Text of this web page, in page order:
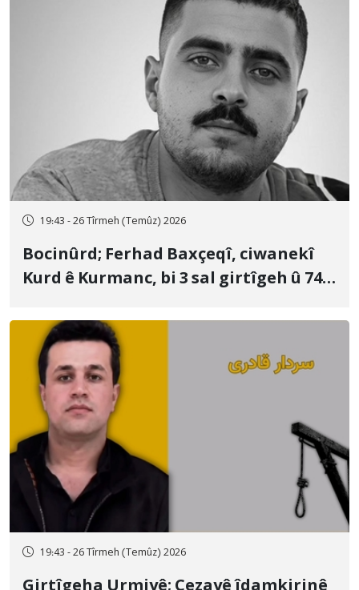
19:43 - 26 Tîrmeh (Temûz) 2026
Bocinûrd; Ferhad Baxçeqî, ciwanekî
Kurd ê Kurmanc, bi 3 sal girtîgeh û 74
19:43 - 26 Tîrmeh (Temûz) 2026